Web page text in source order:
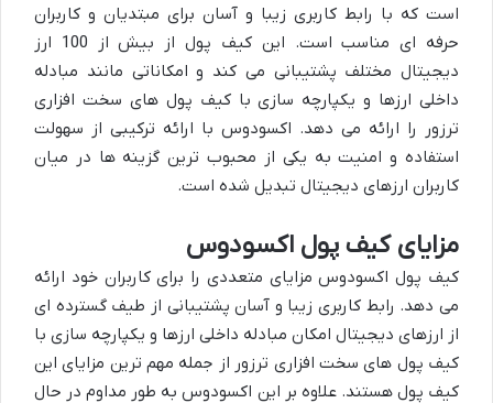
است که با رابط کاربری زیبا و آسان برای مبتدیان و کاربران
حرفه ای مناسب است. این کیف پول از بیش از 100 ارز
دیجیتال مختلف پشتیبانی می کند و امکاناتی مانند مبادله
داخلی ارزها و یکپارچه سازی با کیف پول های سخت افزاری
ترزور را ارائه می دهد. اکسودوس با ارائه ترکیبی از سهولت
استفاده و امنیت به یکی از محبوب ترین گزینه ها در میان
کاربران ارزهای دیجیتال تبدیل شده است.
مزایای کیف پول اکسودوس
کیف پول اکسودوس مزایای متعددی را برای کاربران خود ارائه
می دهد. رابط کاربری زیبا و آسان پشتیبانی از طیف گسترده ای
از ارزهای دیجیتال امکان مبادله داخلی ارزها و یکپارچه سازی با
کیف پول های سخت افزاری ترزور از جمله مهم ترین مزایای این
کیف پول هستند. علاوه بر این اکسودوس به طور مداوم در حال